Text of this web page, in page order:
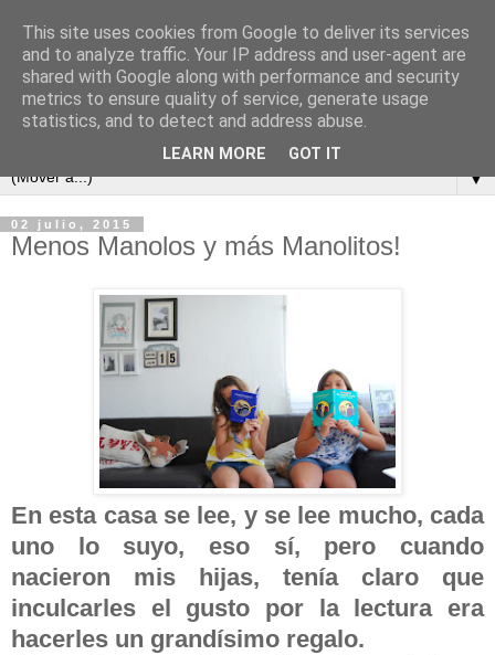
▼
02 julio, 2015
Menos Manolos y más Manolitos!
En esta casa se lee, y se lee mucho, cada
uno lo suyo, eso sí, pero cuando
nacieron mis hijas, tenía claro que
inculcarles el gusto por la lectura era
hacerles un grandísimo regalo.
This site uses cookies from Google to deliver its services
and to analyze traffic. Your IP address and user-agent are
shared with Google along with performance and security
metrics to ensure quality of service, generate usage
statistics, and to detect and address abuse.
LEARN MORE GOT IT